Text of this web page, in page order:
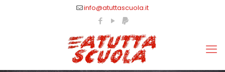
info@atuttascuola.it